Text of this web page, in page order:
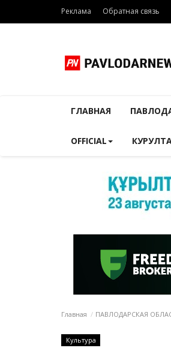
Реклама Обратная связь
ГЛАВНАЯ
OFFICIAL
Главная ПАВЛОДАРСКАЯ
Культура